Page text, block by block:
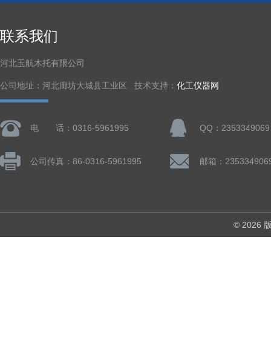
联系我们
河北玉航木托有限公司
公司地址：河北廊坊大城县工业区 技术支持： 化工仪器网
电 话：0316-5961995 QQ：2353349069
公司传真：86-0316-5961995 邮箱：
© 2026